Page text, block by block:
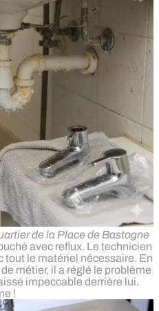
de la Place de Bastogne
avec reflux. Le technicien
tout le matériel nécessaire. En
métier, il a réglé le problème
impeccable derrière lui.
!